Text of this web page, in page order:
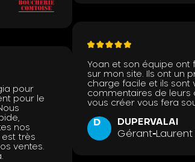
pour
pour le
nos
très
ventes.
Yoan et son équipe ont
sur mon site. Ils ont un
charge facile et ils sont
commentaires de leurs
vous créer vous fera
D
DUPERVALAI
Gérant